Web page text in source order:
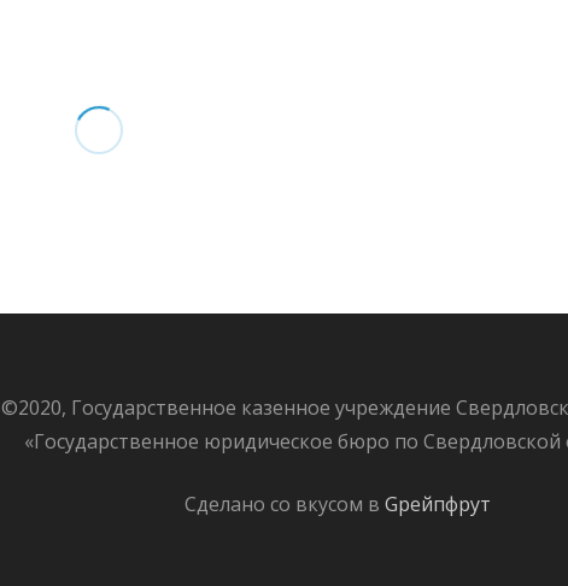
©2020, Государственное казенное учреждение
«Государственное юридическое бюро по Свердловской
Сделано со вкусом в Gрейпфрут